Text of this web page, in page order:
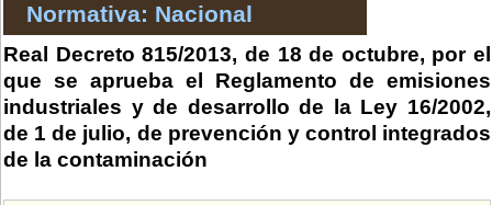
Normativa: Nacional
Real Decreto 815/2013, de 18 de octubre, por el
que se aprueba el Reglamento de emisiones
industriales y de desarrollo de la Ley 16/2002,
de 1 de julio, de prevención y control integrados
de la contaminación